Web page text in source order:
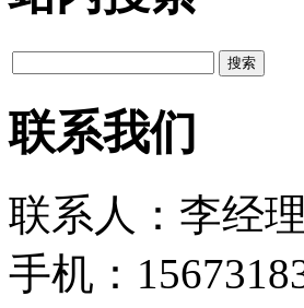
联系我们
联系人：李经理
手机：